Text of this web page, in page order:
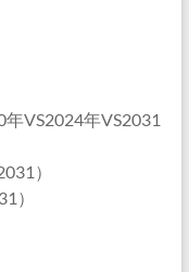
VS2024年VS2031
）
）